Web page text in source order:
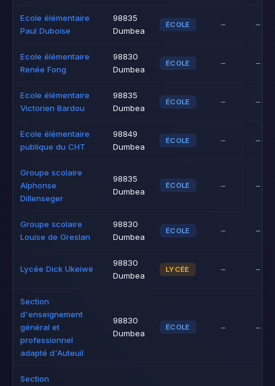
Ecole élémentaire
Paul Duboise
98835
Dumbea
ÉCOLE – –
Ecole élémentaire
Renée Fong
98830
Dumbea
ÉCOLE – –
Ecole élémentaire
Victorien Bardou
98835
Dumbea
ÉCOLE – –
Ecole élémentaire
publique du CHT
98849
Dumbea
ÉCOLE – –
Groupe scolaire
Alphonse
Dillenseger
98835
Dumbea
ÉCOLE – –
Groupe scolaire
Louise de Greslan
98830
Dumbea
ÉCOLE – –
Lycée Dick Ukeiwë
98830
Dumbea
LYCÉE – –
Section
d'enseignement
général et
professionnel
adapté d'Auteuil
98830
Dumbea
ÉCOLE – –
Section